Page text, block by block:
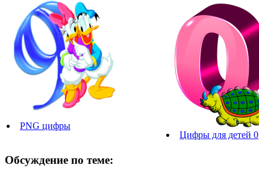
PNG цифры
Цифры для детей 0
Обсуждение по теме: